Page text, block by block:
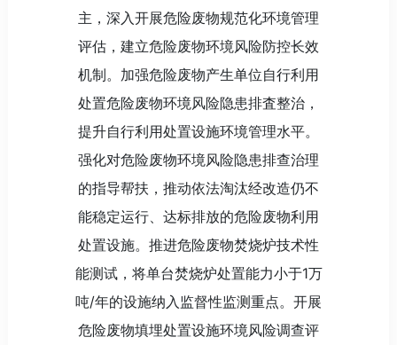
主，深入开展危险废物规范化环境管理
评估，建立危险废物环境风险防控长效
机制。加强危险废物产生单位自行利用
处置危险废物环境风险隐患排査整治，
提升自行利用处置设施环境管理水平。
强化对危险废物环境风险隐患排查治理
的指导帮扶，推动依法淘汰经改造仍不
能稳定运行、达标排放的危险废物利用
处置设施。推进危险废物焚烧炉技术性
能测试，将单台焚烧炉处置能力小于1万
吨/年的设施纳入监督性监测重点。开展
危险废物填埋处置设施环境风险调查评